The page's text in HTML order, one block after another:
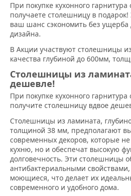
При покупке кухонного
получаете столешницу в
ваш шанс сэкономить без ущерба
дизайна.
В Акции участвуют столешницы
качества глубиной до 600мм,
Столешницы из
дешевле!
При покупке кухонного
получите столешницу вдвое
Столешницы из ламината,
толщиной 38 мм, предполагают
современных декоров, которые
кухню, но и обеспечат высокую
долговечность. Эти столешницы
антибактериальными свойствами,
моющиеся, что делает их
современного и удобного дома.